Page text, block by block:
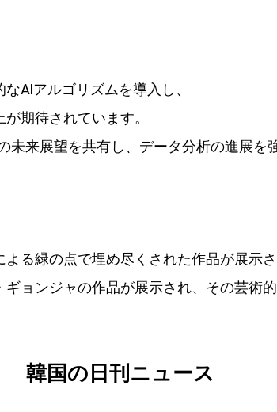
AIアルゴリズムを導入し、
期待されています。
未来展望を共有し、データ分析の進展を
る緑の点で埋め尽くされた作品が展示
ョンジャの作品が展示され、その芸術
韓国の日刊ニュース